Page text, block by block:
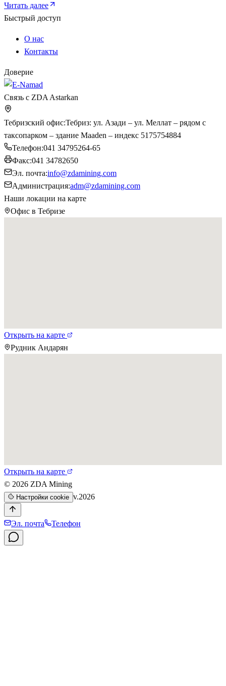
Читать далее
Быстрый доступ
О нас
Контакты
Доверие
Связь с ZDA Astarkan
Тебризский офис:Тебриз: ул. Азади – ул. Меллат – рядом с
таксопарком – здание Maaden – индекс 5175754884
Телефон:041 34795264-65
Факс:041 34782650
Эл. почта:info@zdamining.com
Администрация:adm@zdamining.com
Наши локации на карте
Офис в Тебризе
Открыть на карте
Рудник Андарян
Открыть на карте
© 2026 ZDA Mining
Настройки cookie v.2026
Эл. почта Телефон